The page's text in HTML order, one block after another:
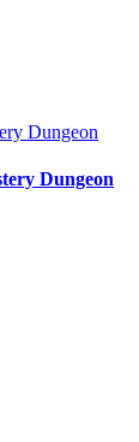
Dungeon